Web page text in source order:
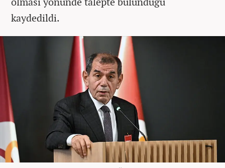
kaydedildi.